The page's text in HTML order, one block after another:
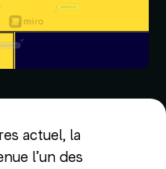
actuel, la
l’un des